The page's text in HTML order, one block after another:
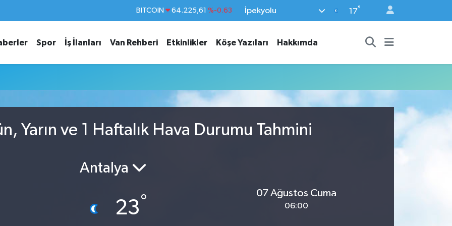
BITCOIN 64.225,61 %-0.63
EURO 55,0317 %-0.02
STERLİN 64,2463 %0.07
13.799
İpekyolu 17°
Spor İş İlanları Van Rehberi Etkinlikler Köşe Yazıları Hakkımda
Yarın ve 1 Haftalık Hava Durumu Tahmini
Antalya
23°
07 Ağustos Cuma
06:00